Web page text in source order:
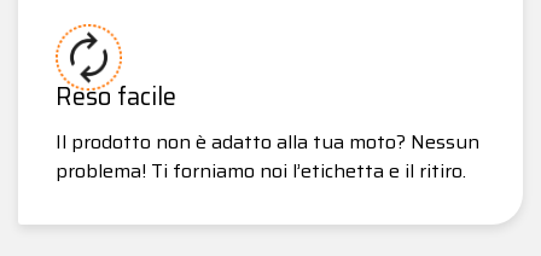
Reso facile
Il prodotto non è adatto alla tua moto? Nessun
problema! Ti forniamo noi l’etichetta e il ritiro.